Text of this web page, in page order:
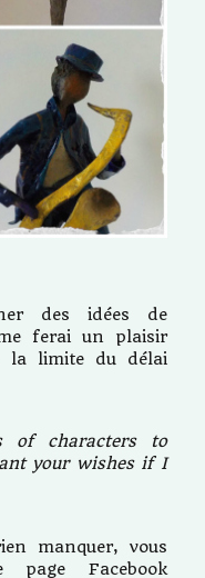
des idées de
ferai un plaisir
la limite du délai
of characters to
your wishes if I
manquer, vous
Facebook